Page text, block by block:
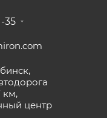
35
км,
центр